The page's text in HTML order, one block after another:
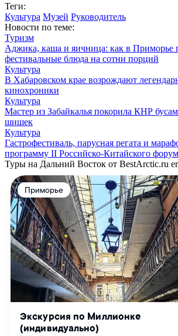
Теги:
Культура Музей Руководитель
Новости по теме:
Туризм
Аджика, каша и яичница: как в Приморье
фестивальные блюда на сотни порций
Культура
В Хабаровском крае возрождают
кинохроники
Культура
Мастер из Забайкалья покорила КНР
шишек
Культура
Гастрофестиваль, парусная регата и
программу II Российско-Китайского
Туры на Дальний Восток от BestArctic.ru